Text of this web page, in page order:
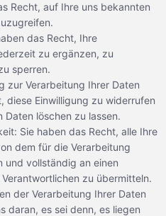
Recht, auf Ihre uns bekannten
das Recht, Ihre
zu ergänzen, zu
sperren.
zur Verarbeitung Ihrer Daten
diese Einwilligung zu widerrufen
löschen zu lassen.
Sie haben das Recht, alle Ihre
dem für die Verarbeitung
und vollständig an einen
zu übermitteln.
der Verarbeitung Ihrer Daten
daran, es sei denn, es liegen